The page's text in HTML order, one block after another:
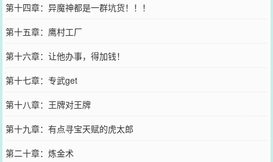
第十四章：异魔神都是一群坑货！！！
第十五章：鹰村工厂
第十六章：让他办事，得加钱！
第十七章：专武get
第十八章：王牌对王牌
第十九章：有点寻宝天赋的虎太郎
第二十章：炼金术